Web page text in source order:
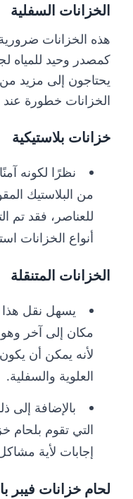
الخزانات السفلية
هذه الخزانات
كمصدر وحيد للمياه
يحتاجون إلى مزيد من
الخزانات خطورة
خزانات بلاستيكية
نظرًا لكونه
من البلاستيك
للعناصر، فقد تم
أنواع الخزانات
الخزانات المتنقلة
يسهل نقل هذا
مكان إلى آخر وهو
لأنه يمكن أن
العلوية والسفلية.
بالإضافة
التي تقوم بلحام
إجابات لأية
لحام خزانات فيبر